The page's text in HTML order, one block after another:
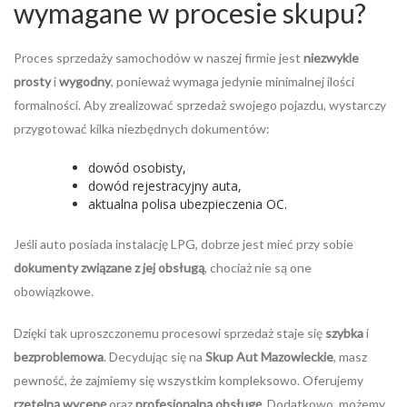
wymagane w procesie skupu?
Proces sprzedaży samochodów w naszej firmie jest niezwykle
prostyiwygodny, ponieważ wymaga jedynie minimalnej ilości
formalności. Aby zrealizować sprzedaż swojego pojazdu, wystarczy
przygotować kilka niezbędnych dokumentów:
dowód osobisty,
dowód rejestracyjny auta,
aktualna polisa ubezpieczenia OC.
Jeśli auto posiada instalację LPG, dobrze jest mieć przy sobie
dokumenty związane z jej obsługą, chociaż nie są one
obowiązkowe.
Dzięki tak uproszczonemu procesowi sprzedaż staje się szybkai
bezproblemowa. Decydując się na Skup Aut Mazowieckie, masz
pewność, że zajmiemy się wszystkim kompleksowo. Oferujemy
rzetelną wycenęorazprofesjonalną obsługę. Dodatkowo, możemy